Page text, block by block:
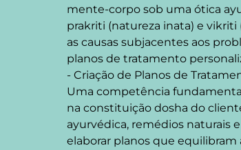
mente-corpo sob uma ótica
prakriti (natureza inata) e
as causas subjacentes aos
planos de tratamento
- Criação de Planos de
Uma competência
na constituição dosha do
ayurvédica, remédios naturais
elaborar planos que equilibram